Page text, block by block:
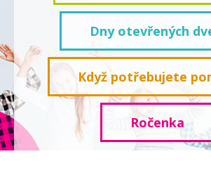
Dny otevřených
Když potřebujete
Ročenka